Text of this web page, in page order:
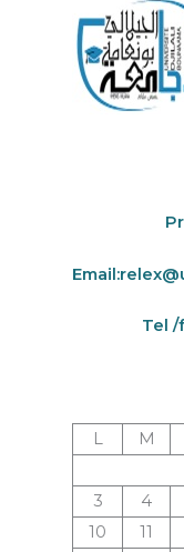
Email:
Tel /
L
M
3
4
10
11